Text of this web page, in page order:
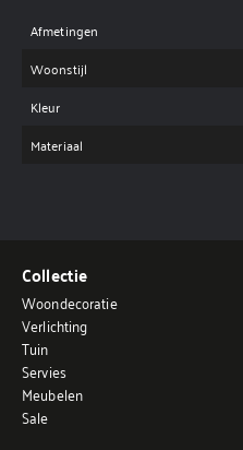
Afmetingen
Woonstijl
Kleur
Materiaal
Collectie
Woondecoratie
Verlichting
Tuin
Servies
Meubelen
Sale